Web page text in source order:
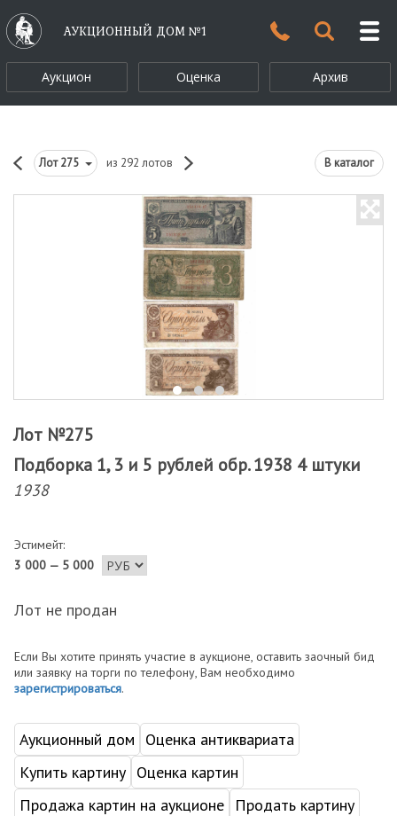
АУКЦИОННЫЙ ДОМ №1
Аукцион Оценка Архив
Лот275 из 292 лотов В каталог
Лот №275
Подборка 1, 3 и 5 рублей обр. 1938 4 штуки
1938
Эстимейт:
3 000 — 5 000
Лот не продан
Если Вы хотите принять участие в аукционе, оставить заочный бид
или заявку на торги по телефону, Вам необходимо
зарегистрироваться.
Аукционный дом
Оценка антиквариата
Купить картину Оценка картин
Продажа картин на аукционе
Продать картину